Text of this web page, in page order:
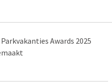
Awards 2025